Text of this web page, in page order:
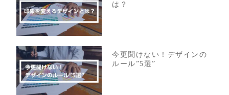
は？
今更聞けない！デザインの
ルール”5選”